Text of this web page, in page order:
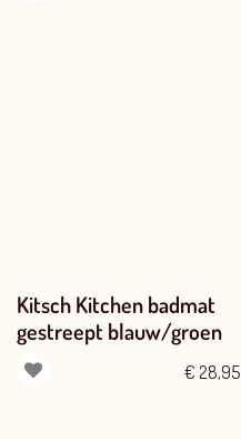
Kitsch Kitchen badmat
gestreept blauw/groen
€ 28,95